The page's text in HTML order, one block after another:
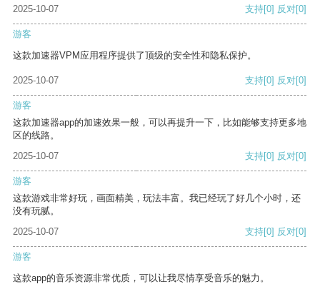
2025-10-07 支持[0] 反对[0]
游客
这款加速器VPM应用程序提供了顶级的安全性和隐私保护。
2025-10-07 支持[0] 反对[0]
游客
这款加速器app的加速效果一般，可以再提升一下，比如能够支持更多地
区的线路。
2025-10-07
支持[0] 反对[0]
游客
这款游戏非常好玩，画面精美，玩法丰富。我已经玩了好几个小时，还
没有玩腻。
2025-10-07
支持[0] 反对[0]
游客
这款app的音乐资源非常优质，可以让我尽情享受音乐的魅力。